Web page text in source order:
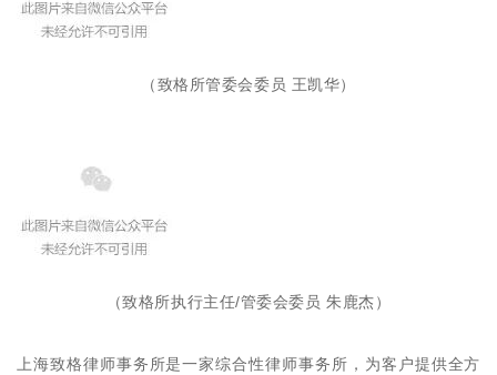
（致格所管委会委员 王凯华）
（致格所执行主任/管委会委员 朱鹿杰）
上海致格律师事务所是一家综合性律师事务所，为客户提供全方